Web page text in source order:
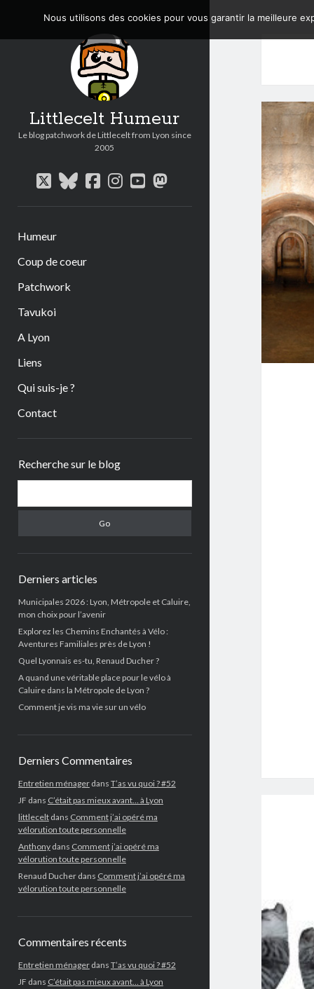
Littlecelt Humeur
Le blog patchwork de Littlecelt from Lyon since
2005
twitterbluesky
facebook
instagram
youtube
mastodon
Humeur
Coup de coeur
Patchwork
Tavukoi
A Lyon
Liens
Qui suis-je ?
Contact
Recherche sur le blog
Derniers articles
Municipales 2026 : Lyon, Métropole et Caluire,
mon choix pour l’avenir
Explorez les Chemins Enchantés à Vélo :
Aventures Familiales près de Lyon !
Quel Lyonnais es-tu, Renaud Ducher ?
A quand une véritable place pour le vélo à
Caluire dans la Métropole de Lyon ?
Comment je vis ma vie sur un vélo
Derniers Commentaires
Entretien ménagerdans T’as vu quoi ? #52
JF dans C’était pas mieux avant… à Lyon
littleceltdans Comment j’ai opéré ma
vélorution toute personnelle
Anthonydans Comment j’ai opéré ma
vélorution toute personnelle
Renaud Ducherdans Comment j’ai opéré ma
vélorution toute personnelle
Commentaires récents
Entretien ménagerdans T’as vu quoi ? #52
JF dans C’était pas mieux avant… à Lyon
Nous utilisons des cookies pour vous garantir la meilleure